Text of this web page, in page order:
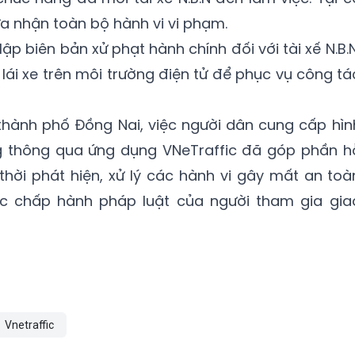
nhận toàn bộ hành vi vi phạm.
biên bản xử phạt hành chính đối với tài xế
xe trên môi trường điện tử để phục vụ công
phố Đồng Nai, việc người dân cung cấp
qua ứng dụng VNeTraffic đã góp phần
phát hiện, xử lý các hành vi gây mất an
chấp hành pháp luật của người tham gia
Vnetraffic